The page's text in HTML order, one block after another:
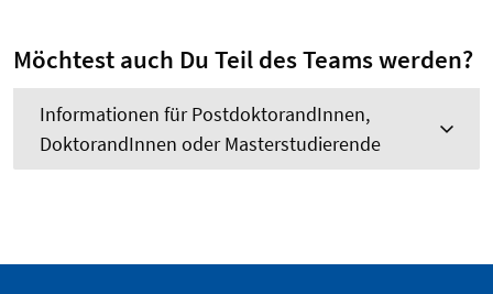
Möchtest auch Du Teil des Teams werden?
Informationen für PostdoktorandInnen,
DoktorandInnen oder Masterstudierende